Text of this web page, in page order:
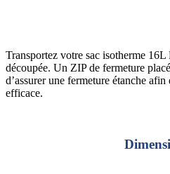
Transportez votre sac isotherme
découpée. Un ZIP de fermeture
d’assurer une fermeture étanche
efficace.